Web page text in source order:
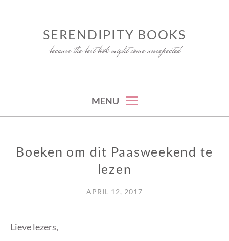
SERENDIPITY BOOKS
because the best book might come unexpected
MENU
NIEUWS
Boeken om dit Paasweekend te
lezen
APRIL 12, 2017
Lieve lezers,